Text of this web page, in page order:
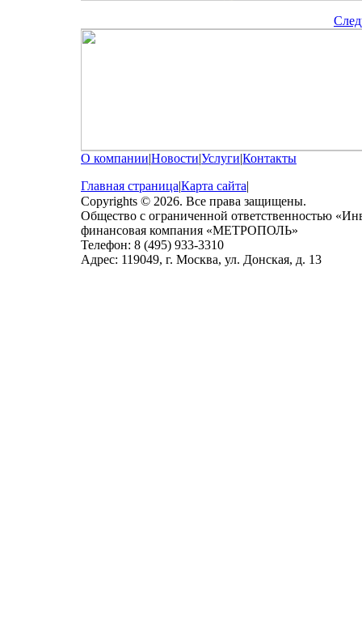
О компании|Новости|Услуги|Контакты
Главная страница|Карта сайта|
Copyrights © 2026. Все права защищены.
Общество с ограниченной ответственностью
финансовая компания «МЕТРОПОЛЬ»
Телефон: 8 (495) 933-3310
Адрес: 119049, г. Москва, ул. Донская, д. 13